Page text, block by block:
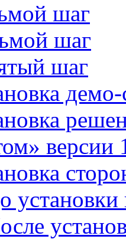
шаг
шаг
шаг
установки